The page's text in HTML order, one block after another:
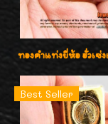
Best Seller